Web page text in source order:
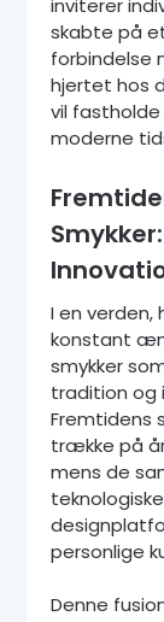
inviterer
skabte på
forbindelse
hjertet hos
vil
moderne
I en verden,
konstant
smykker
tradition og
Fremtidens
trække på
mens de
personlige
Denne